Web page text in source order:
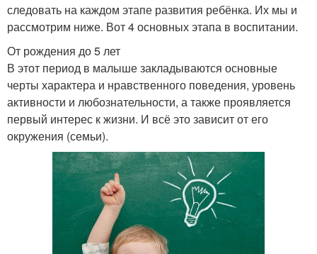
следовать на каждом этапе развития ребёнка. Их мы и
рассмотрим ниже. Вот 4 основных этапа в воспитании.
От рождения до 5 лет
В этот период в малыше закладываются основные
черты характера и нравственного поведения, уровень
активности и любознательности, а также проявляется
первый интерес к жизни. И всё это зависит от его
окружения (семьи).